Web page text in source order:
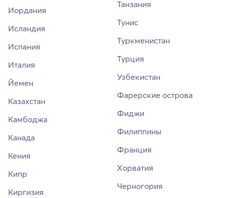
Иордания
Исландия
Испания
Италия
Йемен
Казахстан
Камбоджа
Канада
Кения
Кипр
Киргизия
Танзания
Тунис
Туркменистан
Турция
Узбекистан
Фарерские острова
Фиджи
Филиппины
Франция
Хорватия
Черногория